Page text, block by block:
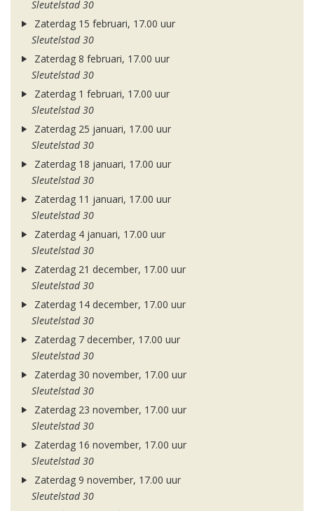
Sleutelstad 30
Zaterdag 15 februari, 17.00 uur
Sleutelstad 30
Zaterdag 8 februari, 17.00 uur
Sleutelstad 30
Zaterdag 1 februari, 17.00 uur
Sleutelstad 30
Zaterdag 25 januari, 17.00 uur
Sleutelstad 30
Zaterdag 18 januari, 17.00 uur
Sleutelstad 30
Zaterdag 11 januari, 17.00 uur
Sleutelstad 30
Zaterdag 4 januari, 17.00 uur
Sleutelstad 30
Zaterdag 21 december, 17.00 uur
Sleutelstad 30
Zaterdag 14 december, 17.00 uur
Sleutelstad 30
Zaterdag 7 december, 17.00 uur
Sleutelstad 30
Zaterdag 30 november, 17.00 uur
Sleutelstad 30
Zaterdag 23 november, 17.00 uur
Sleutelstad 30
Zaterdag 16 november, 17.00 uur
Sleutelstad 30
Zaterdag 9 november, 17.00 uur
Sleutelstad 30